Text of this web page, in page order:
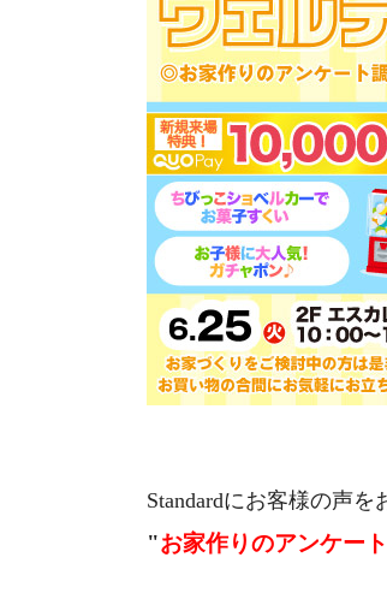
Standardにお客様の声を
"お家作りのアンケー